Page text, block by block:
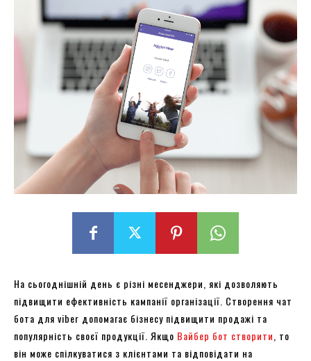
На сьогоднішній день є різні месенджери, які дозволяють
підвищити ефективність кампанії організації. Створення чат
бота для viber допомагає бізнесу підвищити продажі та
популярність своєї продукції. Якщо Вайбер бот створити , то
він може спілкуватися з клієнтами та відповідати на